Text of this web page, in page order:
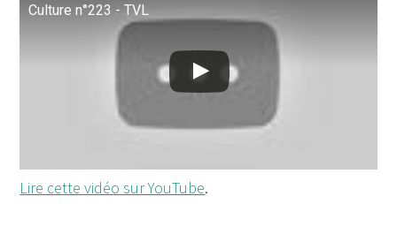
Culture n°223 - TVL
Lire cette vidéo sur YouTube.